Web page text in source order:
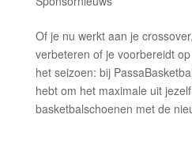
Of je nu werkt aan je
verbeteren of je voorbereidt
het seizoen: bij
hebt om het maximale uit
basketbalschoenen met de